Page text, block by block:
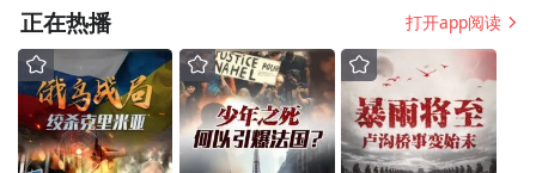
正在热播 打开app阅读